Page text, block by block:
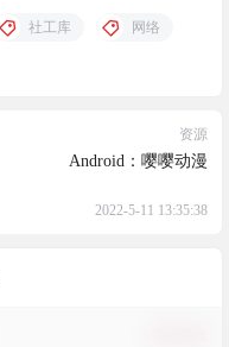
社工库 网络
资源
Android：嘤嘤动漫
2022-5-11 13:35:38